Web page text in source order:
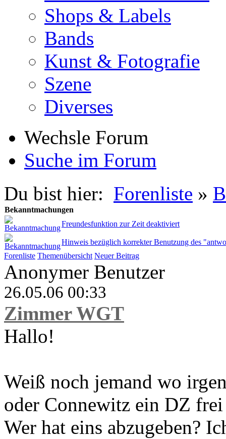
Shops & Labels
Bands
Kunst & Fotografie
Szene
Diverses
Wechsle Forum
Suche im Forum
Du bist hier: Forenliste »
Bekanntmachungen
Freundesfunktion zur Zeit deaktiviert
Hinweis bezüglich korrekter Benutzung des
Forenliste Themenübersicht Neuer Beitrag
Anonymer Benutzer
26.05.06 00:33
Zimmer WGT
Hallo!
Weiß noch jemand wo
oder Connewitz ein DZ frei
Wer hat eins abzugeben?